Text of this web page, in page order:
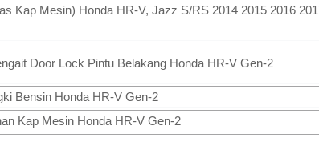
Kap Mesin) Honda HR-V, Jazz S/RS 2014 2015 2016
Door Lock Pintu Belakang Honda HR-V Gen-2
Bensin Honda HR-V Gen-2
Kap Mesin Honda HR-V Gen-2